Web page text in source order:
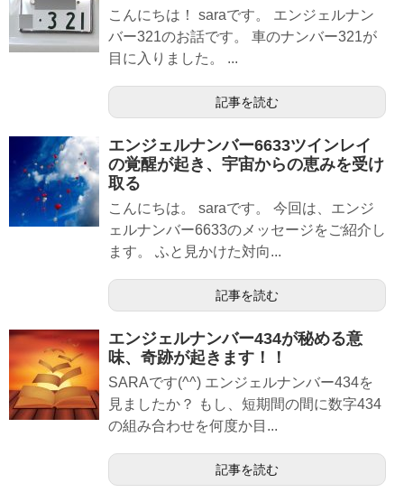
こんにちは！ saraです。 エンジェルナン
バー321のお話です。 車のナンバー321が
目に入りました。 ...
記事を読む
エンジェルナンバー6633ツインレイ
の覚醒が起き、宇宙からの恵みを受け
取る
こんにちは。 saraです。 今回は、エンジ
ェルナンバー6633のメッセージをご紹介し
ます。 ふと見かけた対向...
記事を読む
エンジェルナンバー434が秘める意
味、奇跡が起きます！！
SARAです(^^) エンジェルナンバー434を
見ましたか？ もし、短期間の間に数字434
の組み合わせを何度か目...
記事を読む